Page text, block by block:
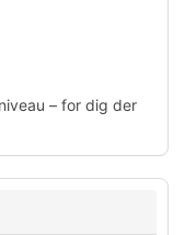
– for dig der